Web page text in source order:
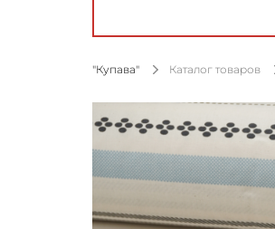
"Купава" Каталог товаров